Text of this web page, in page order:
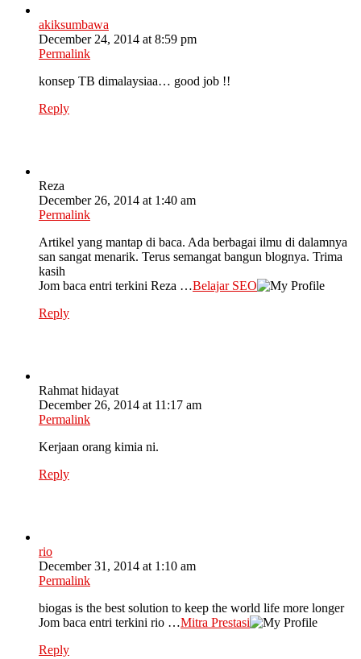
akiksumbawa
December 24, 2014 at 8:59 pm
Permalink
konsep TB dimalaysiaa… good job !!
Reply
Reza
December 26, 2014 at 1:40 am
Permalink
Artikel yang mantap di baca. Ada berbagai ilmu di dalamnya
san sangat menarik. Terus semangat bangun blognya. Trima
kasih
Jom baca entri terkini Reza …Belajar SEO
Reply
Rahmat hidayat
December 26, 2014 at 11:17 am
Permalink
Kerjaan orang kimia ni.
Reply
rio
December 31, 2014 at 1:10 am
Permalink
biogas is the best solution to keep the world life more longer
Jom baca entri terkini rio …Mitra Prestasi
Reply